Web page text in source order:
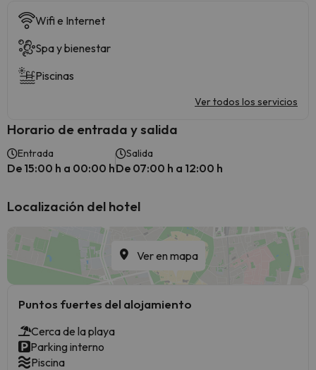
Wifi e Internet
Spa y bienestar
Piscinas
Ver todos los servicios
Horario de entrada y salida
Entrada
De 15:00 h a 00:00 h
Salida
De 07:00 h a 12:00 h
Localización del hotel
Ver en mapa
Puntos fuertes del alojamiento
Cerca de la playa
Parking interno
Piscina